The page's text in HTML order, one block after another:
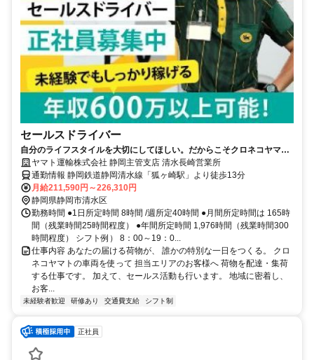
セールスドライバー
自分のライフスタイルを大切にしてほしい。だからこそクロネコヤマト
は収入も休日も充実
ヤマト運輸株式会社 静岡主管支店 清水長崎営業所
通勤情報 静岡鉄道静岡清水線「狐ヶ崎駅」より徒歩13分
月給211,590円～226,310円
静岡県静岡市清水区
勤務時間 ●1日所定時間 8時間 /週所定40時間 ●月間所定時間は 165時
間（残業時間25時間程度） ●年間所定時間 1,976時間（残業時間300
時間程度） シフト例） 8：00～19：0...
仕事内容 あなたの届ける荷物が、 誰かの特別な一日をつくる。 クロ
ネコヤマトの車両を使って 担当エリアのお客様へ 荷物を配達・集荷
する仕事です。 加えて、セールス活動も行います。 地域に密着し、
お客...
未経験者歓迎 研修あり 交通費支給 シフト制
正社員